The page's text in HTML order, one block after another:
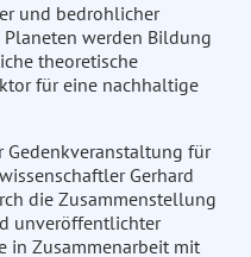
und bedrohlicher
Planeten werden Bildung
theoretische
für eine nachhaltige
Gedenkveranstaltung für
Gerhard
die Zusammenstellung
unveröffentlichter
in Zusammenarbeit mit